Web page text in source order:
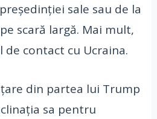
sale sau de la
scară largă. Mai mult,
de contact cu Ucraina.
din partea lui Trump
sa pentru